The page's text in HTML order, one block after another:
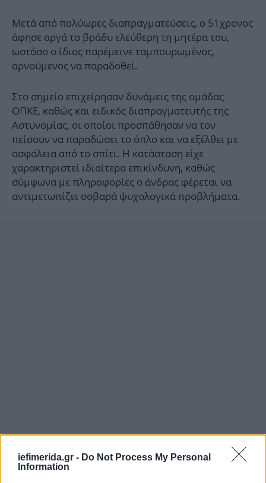
iefimerida.gr - Do Not Process My Personal
Information
Μετά από πολύωρες διαπραγματεύσεις, ο 51χρονος
άφησε αργά το βράδυ ελεύθερη τη μητέρα του,
ωστόσο ο ίδιος παρέμεινε ταμπουρωμένος,
αρνούμενος να παραδοθεί.
Στο σημείο επιχείρησαν δυνάμεις της ομάδας
ΟΠΚΕ, καθώς και ειδικός διαπραγματευτής της
Αστυνομίας, οι οποίοι προσπάθησαν να τον
πείσουν να παραδώσει το όπλο και να εξέλθει με
ασφάλεια από το σπίτι. Η κατάσταση είχε
χαρακτηριστεί ιδιαίτερα επικίνδυνη, καθώς
σύμφωνα με πληροφορίες ο άνδρας φέρεται να
αντιμετωπίζει σοβαρά ψυχολογικά προβλήματα.